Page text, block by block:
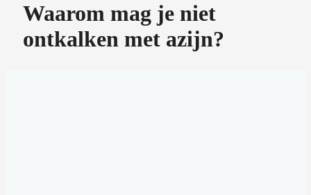
Waarom mag je niet
ontkalken met azijn?